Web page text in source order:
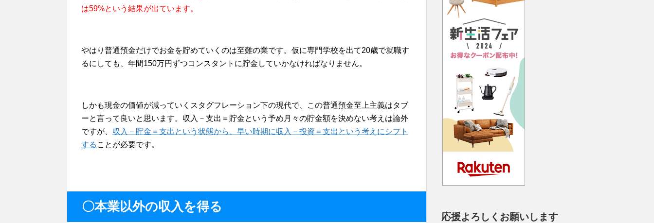
は59%という結果が出ています。
やはり普通預金だけでお金を貯めていくのは至難の業です。仮に専門学校を出て20歳で就職す
るにしても、年間150万円ずつコンスタントに貯金していかなければなりません。
しかも現金の価値が減っていくスタグフレーション下の現代で、この普通預金至上主義はタブ
ーと言って良いと思います。収入－支出＝貯金という予め月々の貯金額を決めない考えは論外
ですが、 収入－貯金＝支出という状態から、早い時期に収入－投資＝支出という考えにシフト
する ことが必要です。
〇本業以外の収入を得る
応援よろしくお願いします